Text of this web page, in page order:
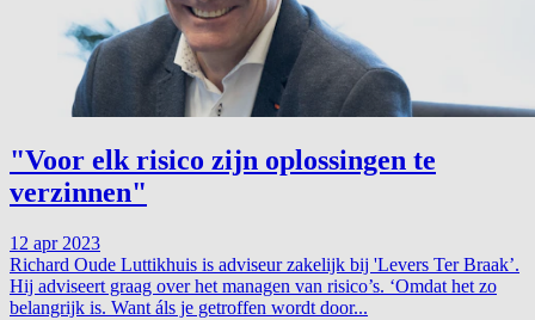
"Voor elk risico zijn oplossingen te
verzinnen"
12 apr 2023
Richard Oude Luttikhuis is adviseur zakelijk bij 'Levers Ter Braak’.
Hij adviseert graag over het managen van risico’s. ‘Omdat het zo
belangrijk is. Want áls je getroffen wordt door...